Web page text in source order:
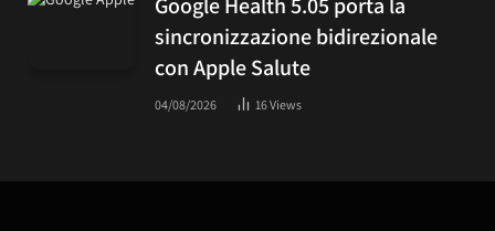
sincronizzazione bidirezionale
con Apple Salute
04/08/2026 16Views